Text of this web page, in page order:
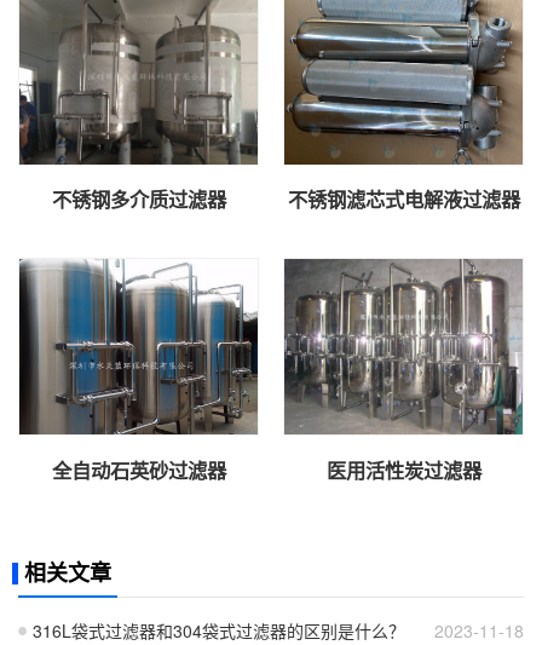
不锈钢多介质过滤器 不锈钢滤芯式电解液过滤器
全自动石英砂过滤器 医用活性炭过滤器
相关文章
2023-11-18
316L袋式过滤器和304袋式过滤器的区别是什么？